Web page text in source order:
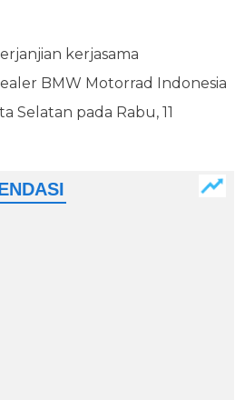
kerjasama
BMW Motorrad Indonesia
Selatan pada Rabu, 11